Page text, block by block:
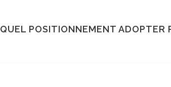
QUEL POSITIONNEMENT ADOPTER